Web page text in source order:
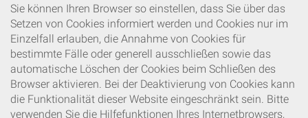
Sie können Ihren Browser so einstellen, dass Sie über das
Setzen von Cookies informiert werden und Cookies nur im
Einzelfall erlauben, die Annahme von Cookies für
bestimmte Fälle oder generell ausschließen sowie das
automatische Löschen der Cookies beim Schließen des
Browser aktivieren. Bei der Deaktivierung von Cookies kann
die Funktionalität dieser Website eingeschränkt sein. Bitte
verwenden Sie die Hilfefunktionen Ihres Internetbrowsers,